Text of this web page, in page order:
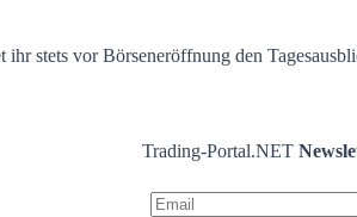
ihr stets vor Börseneröffnung den
Trading-Portal.NET